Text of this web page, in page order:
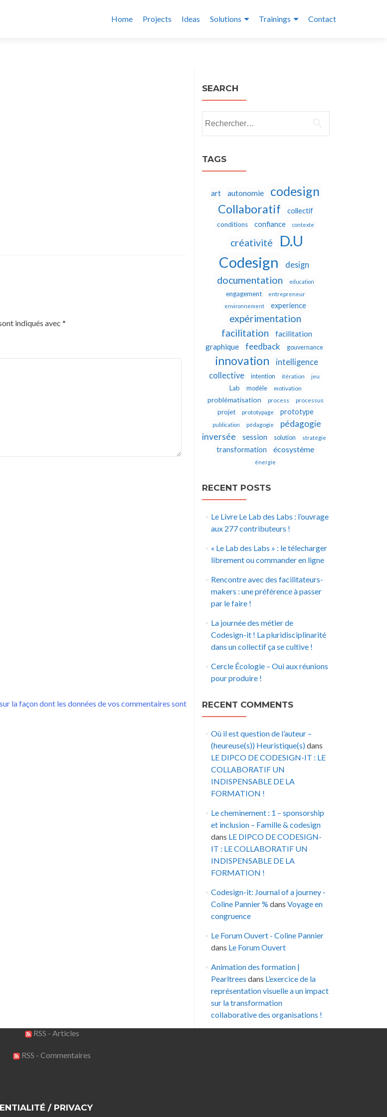
Home Projects Ideas Solutions Trainings Contact
indiqués avec *
la façon dont les données de vos commentaires sont
SEARCH
TAGS
art autonomie codesign
Collaboratif collectif
conditions confiance contexte
créativité
D.U
Codesign
design
documentation education
engagement
entrepreneur
environnement
experience
expérimentation
facilitation
facilitation
graphique
feedback gouvernance
innovation
intelligence
collective
intention itération jeu
Lab modèle motivation
problématisation process processus
projet prototypage prototype
publication pédagogie
pédagogie
inversée
session solution stratégie
transformation écosystème
énergie
RECENT POSTS
Le Livre Le Lab des Labs : l’ouvrage
aux 277 contributeurs !
« Le Lab des Labs » : le télecharger
librement ou commander en ligne
Rencontre avec des facilitateurs-
makers : une préférence à passer
par le faire !
La journée des métier de
Codesign-it ! La pluridisciplinarité
dans un collectif ça se cultive !
Cercle Écologie – Oui aux réunions
pour produire !
RECENT COMMENTS
Où il est question de l’auteur –
(heureuse(s)) Heuristique(s)dans
LE DIPCO DE CODESIGN-IT : LE
COLLABORATIF UN
INDISPENSABLE DE LA
FORMATION !
Le cheminement : 1 – sponsorship
et inclusion – Famille & codesign
dans LE DIPCO DE CODESIGN-
IT : LE COLLABORATIF UN
INDISPENSABLE DE LA
FORMATION !
Codesign-it: Journal of a journey -
Coline Pannier % dans Voyage en
congruence
Le Forum Ouvert - Coline Pannier
dans Le Forum Ouvert
Animation des formation |
Pearltrees dans L’exercice de la
représentation visuelle a un impact
sur la transformation
collaborative des organisations !
RSS - Articles
RSS - Commentaires
/ PRIVACY